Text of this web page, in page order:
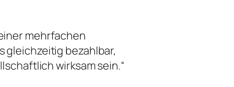
mehrfachen
gleichzeitig bezahlbar,
wirksam sein.“